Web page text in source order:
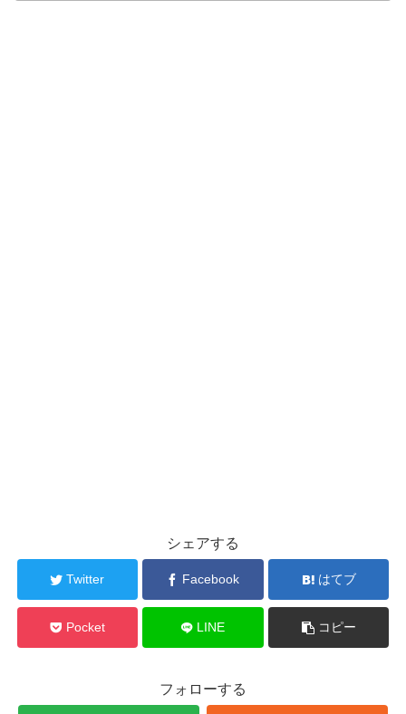
シェアする
Twitter Facebook はてブ
Pocket LINE コピー
フォローする